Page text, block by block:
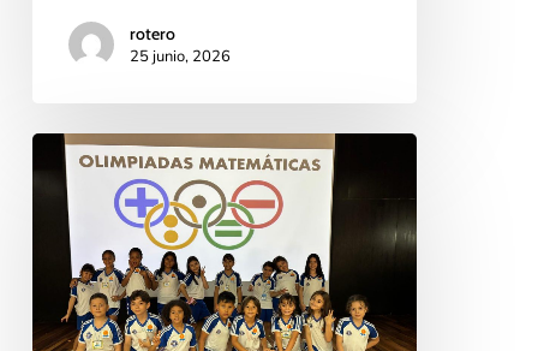
rotero
25 junio, 2026